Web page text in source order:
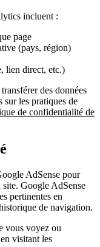
incluent :
page
(pays, région)
lien direct, etc.)
des données
les pratiques de
de confidentialité de
AdSense pour
Google AdSense
pertinentes en
de navigation.
vous voyez ou
visitant les